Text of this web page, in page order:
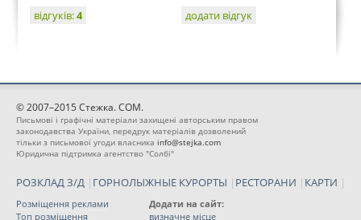
відгуків:4
додати відгук
© 2007–2015 Стежка. COM.
Письмові і графічні матеріали захищені авторським правом
законодавства України, передрук матеріалів дозволений
тільки з письмової угоди власника info@stejka.com
Юридична підтримка агентство "Солбі"
РОЗКЛАД З/Д | ГОРНОЛЫЖНЫЕ КУРОРТЫ | РЕСТОРАНИ | КАРТИ |
Розміщення реклами
Топ розміщення
Додати на сайт:
визначне місце